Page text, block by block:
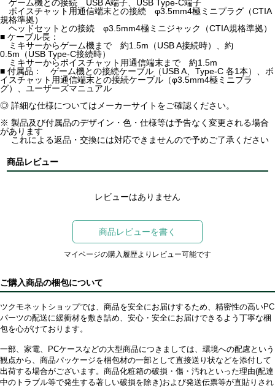
ゲーム機との接続 USB A端子、USB Type-C端子
ボイスチャット用通信端末との接続 φ3.5mm4極ミニプラグ（CTIA
規格準拠）
ヘッドセットとの接続 φ3.5mm4極ミニジャック（CTIA規格準拠）
■ ケーブル長：
ミキサーからゲーム機まで 約1.5m（USB A接続時）、約
0.5m（USB Type-C接続時）
ミキサーからボイスチャット用通信端末まで 約1.5m
■ 付属品： ゲーム機との接続ケーブル（USB A、Type-C 各1本）、ボ
イスチャット用通信端末との接続ケーブル（φ3.5mm4極ミニプラ
グ）、ユーザーズマニュアル
◎ 詳細な仕様についてはメーカーサイトをご確認ください。
※ 製品及び付属品のデザイン・色・仕様等は予告なく変更される場合
があります
これによる返品・交換には対応できませんので予めご了承ください
商品レビュー
レビューはありません
商品レビューを書く
マイページの購入履歴よりレビュー可能です
ご購入商品の梱包について
ツクモネットショップでは、商品を安全にお届けするため、精密性の高いPC
パーツの配送に緩衝材を敷き詰め、安心・安全にお届けできるよう丁寧な梱
包を心がけております。
一部、家電、PCケースなどの大型商品につきましては、環境への配慮という
観点から、商品パッケージを梱包材の一部として直接送り状などを添付して
出荷する場合がございます。商品化粧箱の破損・傷・汚れといった理由(配達
中のトラブル等で発生する著しい破損を除き)および発送伝票等が直貼りされ